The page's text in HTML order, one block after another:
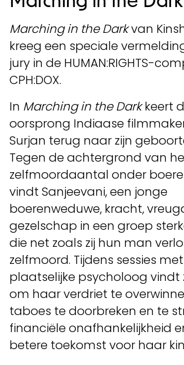
Marching in the Darkvan
kreeg een speciale
jury in de HUMAN:RIGHTS-
CPH:DOX.
In Marching in the Darkkeert
oorsprong Indiaase
Surjan terug naar zijn
Tegen de achtergrond van
zelfmoordaantal onder
vindt Sanjeevani, een jonge
boerenweduwe, kracht,
gezelschap in een groep
die net zoals zij hun man
zelfmoord. Tijdens sessies
plaatselijke psycholoog vindt
om haar verdriet te
taboes te doorbreken en te
financiële onafhankelijkheid
betere toekomst voor haar